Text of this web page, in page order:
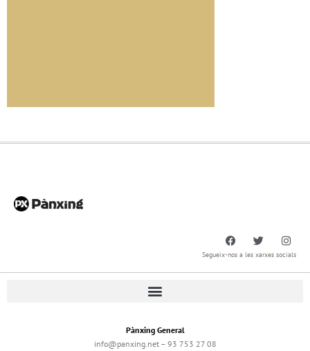
Segueix-nos a les xarxes socials
Pànxing General
info@panxing.net – 93 753 27 08